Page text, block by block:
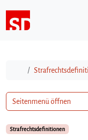
Start
Strafrechtsdefinitionen
Seitenmenü öffnen